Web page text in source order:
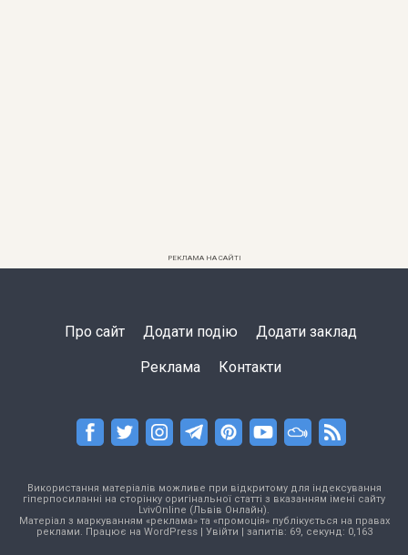
РЕКЛАМА НА САЙТІ
Про сайт Додати подію Додати заклад
Реклама Контакти
Використання матеріалів можливе при відкритому для індексування
гіперпосиланні на сторінку оригінальної статті з вказанням імені сайту
LvivOnline (Львів Онлайн).
Матеріал з маркуванням «реклама» та «промоція» публікується на правах
реклами. Працює на WordPress| Увійти | запитів: 69, секунд: 0,163